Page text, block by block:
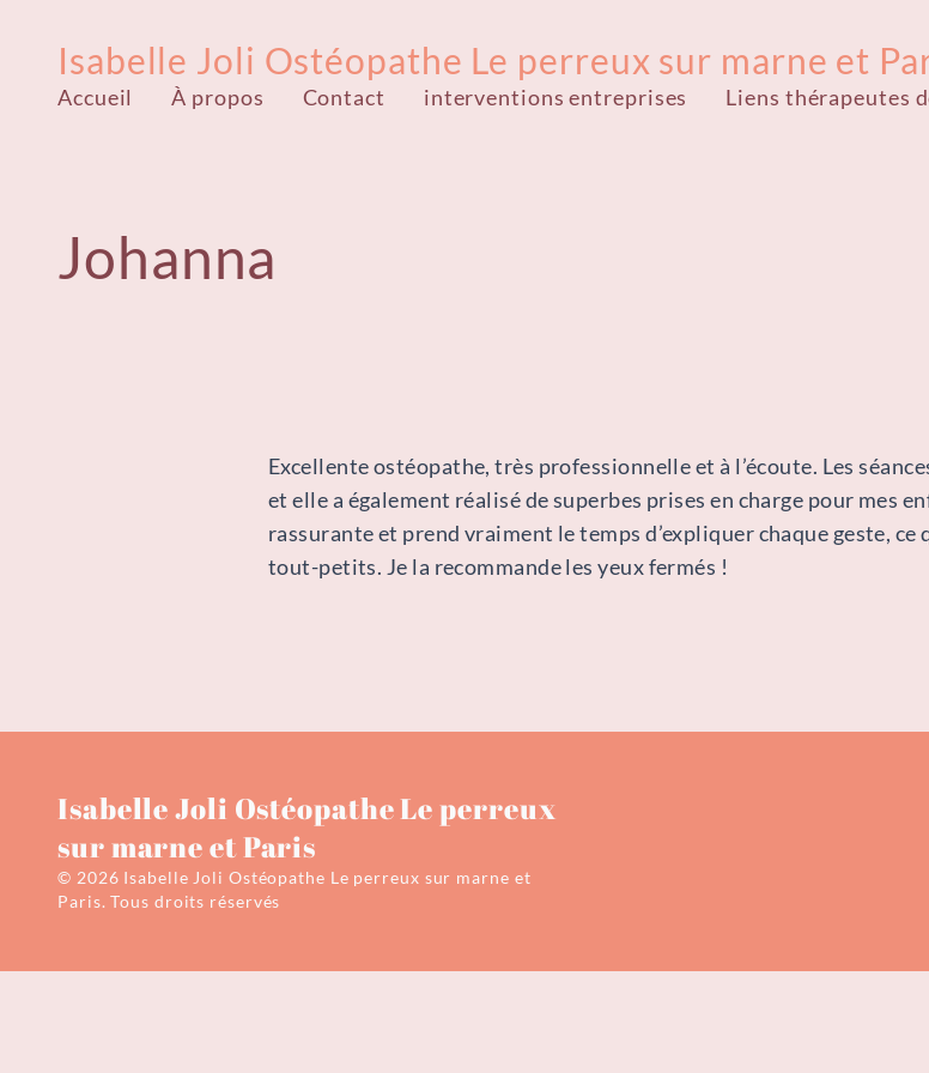
Isabelle Joli Ostéopathe Le perreux sur marne et
Accueil À propos Contact interventions entreprises Liens thérapeutes
Johanna
Excellente ostéopathe, très professionnelle et à l’écoute. Les
et elle a également réalisé de superbes prises en charge pour mes
rassurante et prend vraiment le temps d’expliquer chaque geste,
tout-petits. Je la recommande les yeux fermés !
Isabelle Joli Ostéopathe Le perreux
sur marne et Paris
© 2026 Isabelle Joli Ostéopathe Le perreux sur marne et
Paris.Tous droits réservés